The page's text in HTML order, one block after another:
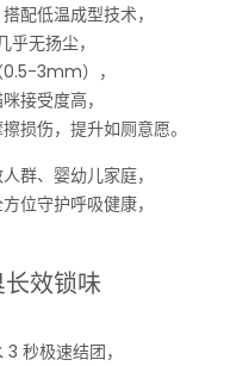
配低温成型技术，
无扬尘，
3mm），
接受度高，
损伤，提升如厕意愿。
群、婴幼儿家庭，
位守护呼吸健康，
效锁味
秒极速结团，